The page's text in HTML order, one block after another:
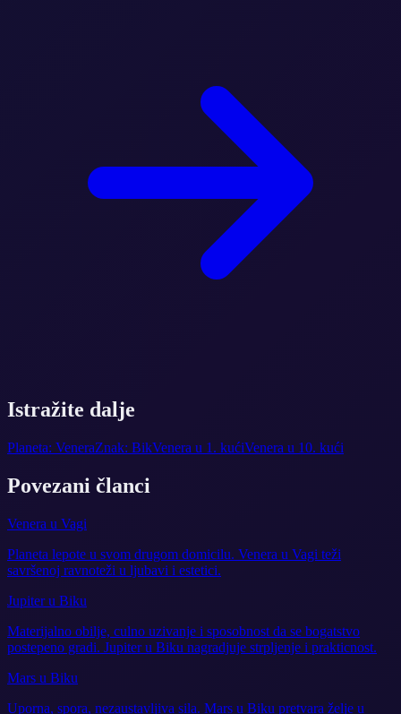
Istražite dalje
Planeta: VeneraZnak: BikVenera u 1. kućiVenera u 10. kući
Povezani članci
Venera u Vagi
Planeta lepote u svom drugom domicilu. Venera u Vagi teži
savršenoj ravnoteži u ljubavi i estetici.
Jupiter u Biku
Materijalno obilje, culno uzivanje i sposobnost da se bogatstvo
postepeno gradi. Jupiter u Biku nagradjuje strpljenje i prakticnost.
Mars u Biku
Uporna, spora, nezaustavljiva sila. Mars u Biku pretvara želje u